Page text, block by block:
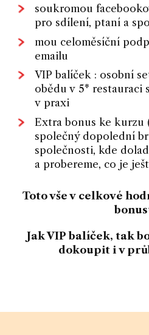
soukromou
pro sdílení, ptaní a
mou celoměsíční
emailu
VIP balíček : osobní
obědu v 5*
v praxi
Extra bonus ke kurzu
společný dopolední
společnosti, kde
a probereme, co je
Toto vše v celkové
Jak VIP balíček, tak
dokoupit i v